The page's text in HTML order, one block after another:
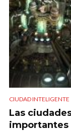
CIUDAD INTELIGENTE
Las
importantes